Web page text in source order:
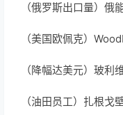
（降幅达美元）玻利